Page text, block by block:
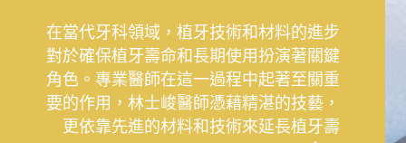
在當代牙科領域，植牙技術和材料的進步
對於確保植牙壽命和長期使用扮演著關鍵
角色。專業醫師在這一過程中起著至關重
要的作用，林士峻醫師憑藉精湛的技藝，
更依靠先進的材料和技術來延長植牙壽